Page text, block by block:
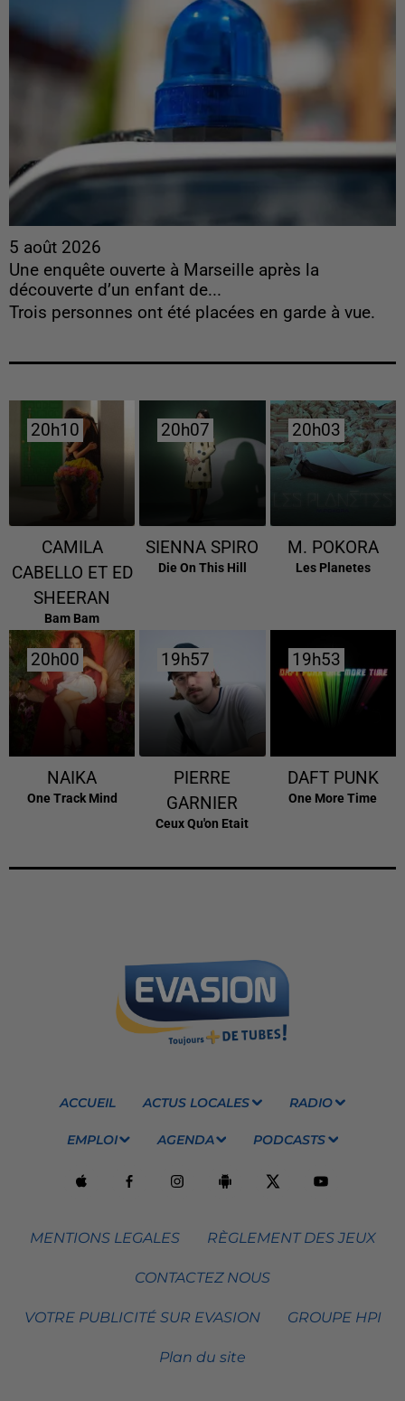
5 août 2026
Une enquête ouverte à Marseille après la
découverte d’un enfant de...
Trois personnes ont été placées en garde à vue.
20h10
20h10
CAMILA
CABELLO ET ED
SHEERAN
Bam Bam
20h07
20h07
SIENNA SPIRO
Die On This Hill
20h03
20h03
M. POKORA
Les Planetes
20h00
20h00
NAIKA
One Track Mind
19h57
19h57
PIERRE
GARNIER
Ceux Qu'on Etait
19h53
19h53
DAFT PUNK
One More Time
ACCUEIL ACTUS LOCALES RADIO
EMPLOI AGENDA PODCASTS
MENTIONS LEGALES RÈGLEMENT DES JEUX
CONTACTEZ NOUS
VOTRE PUBLICITÉ SUR EVASION GROUPE HPI
Plan du site